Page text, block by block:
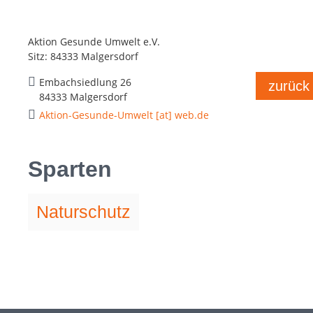
Aktion Gesunde Umwelt e.V.
Sitz: 84333 Malgersdorf
Embachsiedlung 26
84333 Malgersdorf
Aktion-Gesunde-Umwelt [at] web.de
Sparten
Naturschutz